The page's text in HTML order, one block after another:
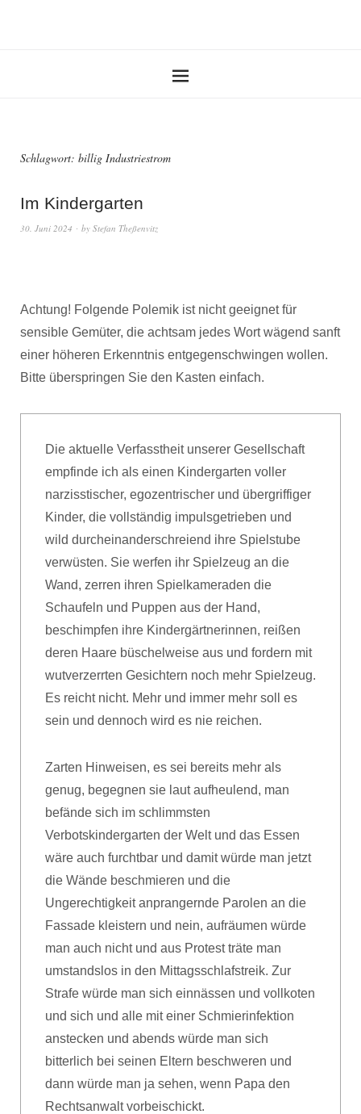
Schlagwort: billig Industriestrom
Im Kindergarten
30. Juni 2024 by Stefan Theßenvitz
Achtung! Folgende Polemik ist nicht geeignet für
sensible Gemüter, die achtsam jedes Wort wägend sanft
einer höheren Erkenntnis entgegenschwingen wollen.
Bitte überspringen Sie den Kasten einfach.
Die aktuelle Verfasstheit unserer Gesellschaft
empfinde ich als einen Kindergarten voller
narzisstischer, egozentrischer und übergriffiger
Kinder, die vollständig impulsgetrieben und
wild durcheinanderschreiend ihre Spielstube
verwüsten. Sie werfen ihr Spielzeug an die
Wand, zerren ihren Spielkameraden die
Schaufeln und Puppen aus der Hand,
beschimpfen ihre Kindergärtnerinnen, reißen
deren Haare büschelweise aus und fordern mit
wutverzerrten Gesichtern noch mehr Spielzeug.
Es reicht nicht. Mehr und immer mehr soll es
sein und dennoch wird es nie reichen.
Zarten Hinweisen, es sei bereits mehr als
genug, begegnen sie laut aufheulend, man
befände sich im schlimmsten
Verbotskindergarten der Welt und das Essen
wäre auch furchtbar und damit würde man jetzt
die Wände beschmieren und die
Ungerechtigkeit anprangernde Parolen an die
Fassade kleistern und nein, aufräumen würde
man auch nicht und aus Protest träte man
umstandslos in den Mittagsschlafstreik. Zur
Strafe würde man sich einnässen und vollkoten
und sich und alle mit einer Schmierinfektion
anstecken und abends würde man sich
bitterlich bei seinen Eltern beschweren und
dann würde man ja sehen, wenn Papa den
Rechtsanwalt vorbeischickt.